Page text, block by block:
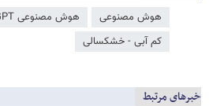
هوش مصنوعی هوش مصنوعی Chat GPT
کم آبی - خشکسالی
خبرهای مرتبط